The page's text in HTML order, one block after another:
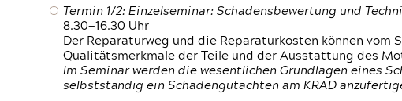
Termin 1/2: Einzelseminar: Schadensbewertung und
8.30—16.30 Uhr
Der Reparaturweg und die Reparaturkosten können
Qualitätsmerkmale der Teile und der Ausstattung des
Im Seminar werden die wesentlichen Grundlagen eines
selbstständig ein Schadengutachten am KRAD